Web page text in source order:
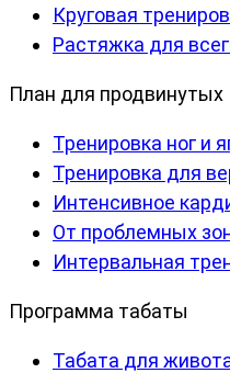
Круговая
Растяжка для
План для продвинутых
Тренировка ног и
Тренировка для
Интенсивное
От проблемных
Интервальная
Программа табаты
Табата для